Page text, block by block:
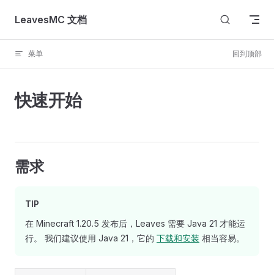
Skip to content
LeavesMC 文档
菜单 回到顶部
快速开始
需求
TIP
在 Minecraft 1.20.5 发布后，Leaves 需要 Java 21 才能运
行。 我们建议使用 Java 21，它的 下载和安装 相当容易。